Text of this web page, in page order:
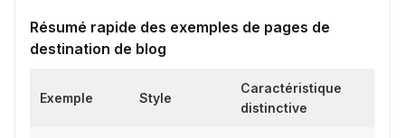
Résumé rapide des exemples de pages de
destination de blog
Exemple Style
Caractéristique
distinctive